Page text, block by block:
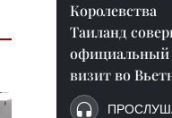
Королевства
Таиланд
официальный
визит во